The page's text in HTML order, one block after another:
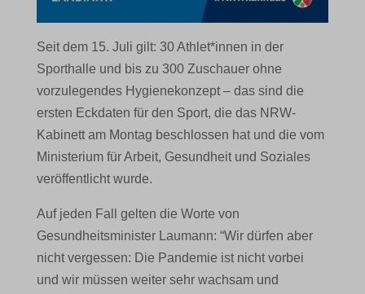
Seit dem 15. Juli gilt: 30 Athlet*innen in der
Sporthalle und bis zu 300 Zuschauer ohne
vorzulegendes Hygienekonzept – das sind die
ersten Eckdaten für den Sport, die das NRW-
Kabinett am Montag beschlossen hat und die vom
Ministerium für Arbeit, Gesundheit und Soziales
veröffentlicht wurde.
Auf jeden Fall gelten die Worte von
Gesundheitsminister Laumann: “Wir dürfen aber
nicht vergessen: Die Pandemie ist nicht vorbei
und wir müssen weiter sehr wachsam und